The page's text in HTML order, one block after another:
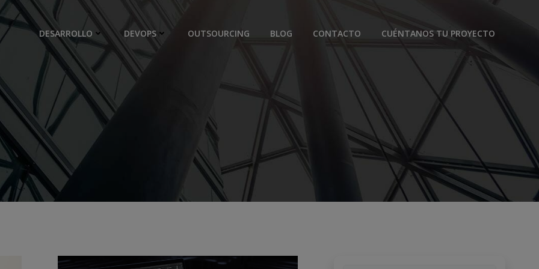
DESARROLLO DEVOPS OUTSOURCING BLOG CONTACTO CUÉNTANOS TU PROYECTO